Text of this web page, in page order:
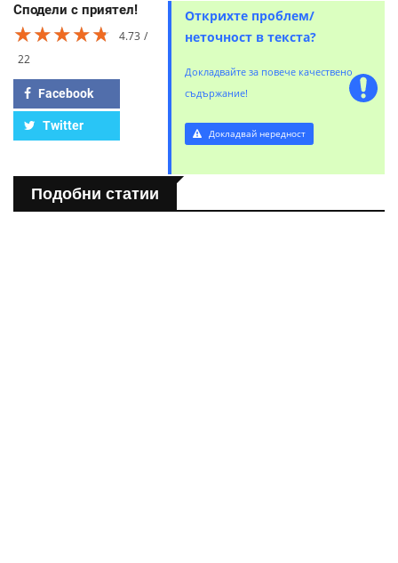
Сподели с приятел!
★★★★★
★★★★★
★★★★★
4.73
22
Facebook
Twitter
Открихте проблем/
неточност в текста?
Докладвайте за повече качествено
съдържание!
Докладвай нередност
Подобни статии